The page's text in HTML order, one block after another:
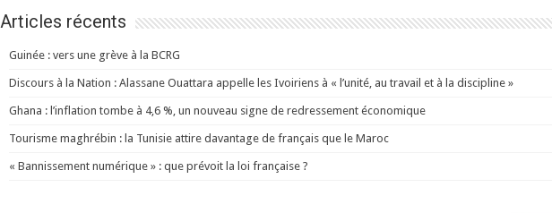
Articles récents
Guinée : vers une grève à la BCRG
Discours à la Nation : Alassane Ouattara appelle les Ivoiriens à « l’unité, au travail et à la discipline »
Ghana : l’inflation tombe à 4,6 %, un nouveau signe de redressement économique
Tourisme maghrébin : la Tunisie attire davantage de français que le Maroc
« Bannissement numérique » : que prévoit la loi française ?